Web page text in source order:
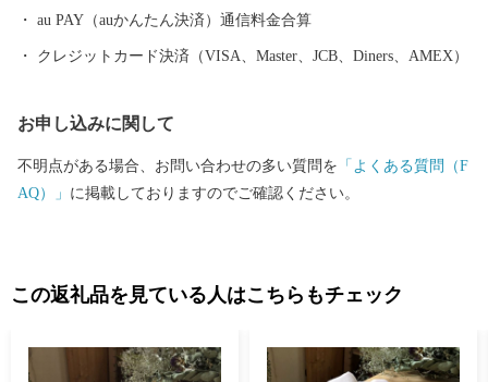
都市をめざしてまちづくりに取り組んでいます。
au PAY（auかんたん決済）通信料金合算
クレジットカード決済（VISA、Master、JCB、Diners、AMEX）
お申し込みに関して
不明点がある場合、お問い合わせの多い質問を 「よくある質問（F
AQ）」 に掲載しておりますのでご確認ください。
この返礼品を見ている人はこちらもチェック